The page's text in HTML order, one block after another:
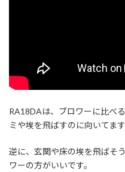
RA18DAは、ブロワーに比べ
ミや埃を飛ばすのに向いてます
逆に、玄関や床の埃を飛ばそ
ワーの方がいいです。